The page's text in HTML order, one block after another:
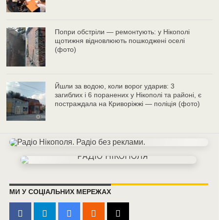
Попри обстріли — ремонтують: у Нікополі
щотижня відновлюють пошкоджені оселі
(фото)
Йшли за водою, коли ворог ударив: 3
загиблих і 6 поранених у Нікополі та районі, є
постраждала на Криворіжжі — поліція (фото)
МИ У СОЦІАЛЬНИХ МЕРЕЖАХ